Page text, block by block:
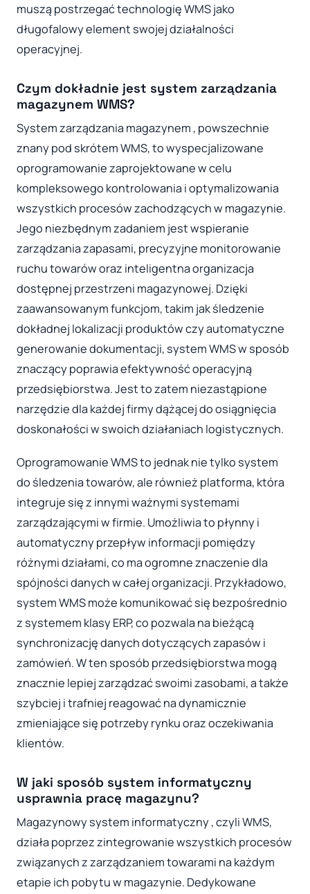
muszą postrzegać technologię WMS jako
długofalowy element swojej działalności
operacyjnej.
Czym dokładnie jest system zarządzania
magazynem WMS?
System zarządzania magazynem , powszechnie
znany pod skrótem WMS, to wyspecjalizowane
oprogramowanie zaprojektowane w celu
kompleksowego kontrolowania i optymalizowania
wszystkich procesów zachodzących w magazynie.
Jego niezbędnym zadaniem jest wspieranie
zarządzania zapasami, precyzyjne monitorowanie
ruchu towarów oraz inteligentna organizacja
dostępnej przestrzeni magazynowej. Dzięki
zaawansowanym funkcjom, takim jak śledzenie
dokładnej lokalizacji produktów czy automatyczne
generowanie dokumentacji, system WMS w sposób
znaczący poprawia efektywność operacyjną
przedsiębiorstwa. Jest to zatem niezastąpione
narzędzie dla każdej firmy dążącej do osiągnięcia
doskonałości w swoich działaniach logistycznych.
Oprogramowanie WMS to jednak nie tylko system
do śledzenia towarów, ale również platforma, która
integruje się z innymi ważnymi systemami
zarządzającymi w firmie. Umożliwia to płynny i
automatyczny przepływ informacji pomiędzy
różnymi działami, co ma ogromne znaczenie dla
spójności danych w całej organizacji. Przykładowo,
system WMS może komunikować się bezpośrednio
z systemem klasy ERP, co pozwala na bieżącą
synchronizację danych dotyczących zapasów i
zamówień. W ten sposób przedsiębiorstwa mogą
znacznie lepiej zarządzać swoimi zasobami, a także
szybciej i trafniej reagować na dynamicznie
zmieniające się potrzeby rynku oraz oczekiwania
klientów.
W jaki sposób system informatyczny
usprawnia pracę magazynu?
Magazynowy system informatyczny , czyli WMS,
działa poprzez zintegrowanie wszystkich procesów
związanych z zarządzaniem towarami na każdym
etapie ich pobytu w magazynie. Dedykowane